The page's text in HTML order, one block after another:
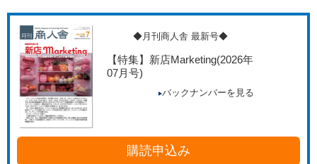
◆月刊商人舎 最新号◆
【特集】新店Marketing(2026年
07月号)
バックナンバーを見る
購読申込み